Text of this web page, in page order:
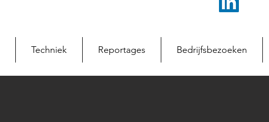
Techniek Reportages Bedrijfsbezoeken